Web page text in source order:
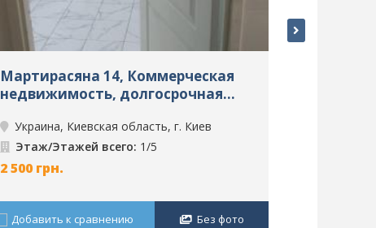
Мартирасяна 14, Коммерческая
недвижимость, долгосрочная
Украина, Киевская область, г. Киев
Этаж/Этажей всего: 1/5
2 500 грн.
Добавить к сравнению Без фото